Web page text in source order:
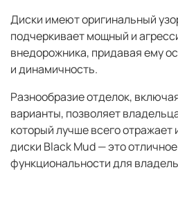
Диски имеют оригинальный
подчеркивает мощный и
внедорожника, придавая ему
и динамичность.
Разнообразие отделок,
варианты, позволяет
который лучше всего отражает
диски Black Mud — это
функциональности для